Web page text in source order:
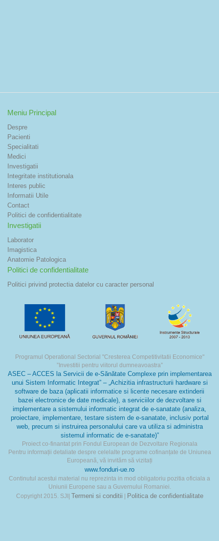
Meniu Principal
Despre
Pacienti
Specialitati
Medici
Investigatii
Integritate institutionala
Interes public
Informatii Utile
Contact
Politici de confidentialitate
Investigatii
Laborator
Imagistica
Anatomie Patologica
Politici de confidentialitate
Politici privind protectia datelor cu caracter personal
Programul Operational Sectorial "Cresterea Competitivitatii Economice"
”Investitii pentru viitorul dumneavoastra”
ASEC – ACCES la Servicii de e-Sănătate Complexe prin implementarea
unui Sistem Informatic Integrat” – „Achizitia infrastructurii hardware si
software de baza (aplicatii informatice si licente necesare extinderii
bazei electronice de date medicale), a serviciilor de dezvoltare si
implementare a sistemului informatic integrat de e-sanatate (analiza,
proiectare, implementare, testare sistem de e-sanatate, inclusiv portal
web, precum si instruirea personalului care va utiliza si administra
sistemul informatic de e-sanatate)”
Proiect co-finantat prin Fondul European de Dezvoltare Regionala
Pentru informații detaliate despre celelalte programe cofinanțate de Uniunea
Europeană, vă invităm să vizitați
www.fonduri-ue.ro
Continutul acestui material nu reprezinta in mod obligatoriu pozitia oficiala a
Uniunii Europene sau a Guvernului Romaniei.
Copyright 2015. SJI| Termeni si conditii Politica de confidentialitate